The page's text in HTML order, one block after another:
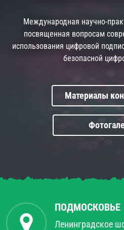
Международная научно-
посвященная вопросам
использования цифровой
безопасной
Материалы
ПОДМОСКОВЬЕ
Ленинградское